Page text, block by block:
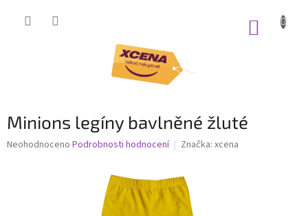
Minions legíny bavlněné žluté
Průměrné
Neohodnoceno Podrobnosti hodnocení Značka: xcena